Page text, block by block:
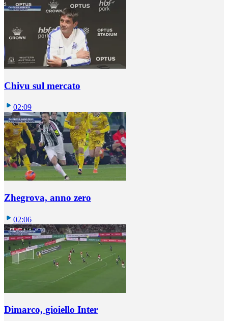
Chivu sul mercato
02:09
Zhegrova, anno zero
02:06
Dimarco, gioiello Inter